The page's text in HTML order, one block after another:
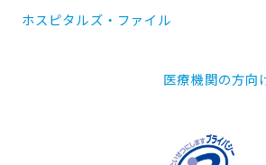
ホスピタルズ・ファイル
医療機関の方向